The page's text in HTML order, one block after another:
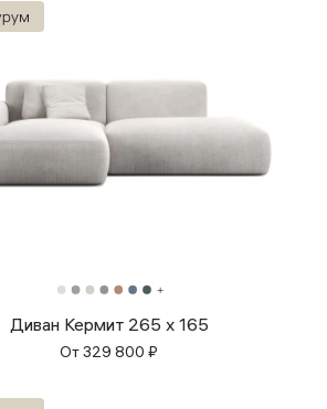
Диван Кермит 265 x 165
От329 800₽